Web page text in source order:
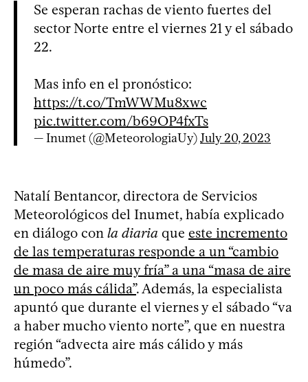
Se esperan rachas de viento fuertes del
sector Norte entre el viernes 21 y el sábado
22.
Mas info en el pronóstico:
https://t.co/TmWWMu8xwc
pic.twitter.com/b69OP4fxTs
— Inumet (@MeteorologiaUy)July 20, 2023
Natalí Bentancor, directora de Servicios
Meteorológicos del Inumet, había explicado
en diálogo con la diaria que este incremento
de las temperaturas responde a un “cambio
de masa de aire muy fría” a una “masa de aire
un poco más cálida”. Además, la especialista
apuntó que durante el viernes y el sábado “va
a haber mucho viento norte”, que en nuestra
región “advecta aire más cálido y más
húmedo”.